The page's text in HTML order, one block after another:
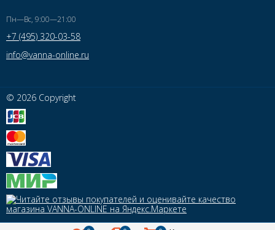
Пн—Вс, 9:00—21:00
+7 (495) 320-03-58
info@vanna-online.ru
© 2026 Copyright